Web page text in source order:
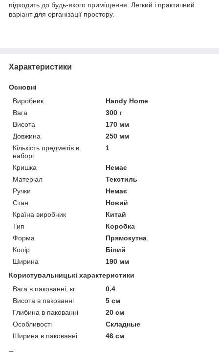
підходить до будь-якого приміщення. Легкий і практичний
варіант для організації простору.
Характеристики
Основні
Виробник
Handy Home
Вага
300 г
Висота
170 мм
Довжина
250 мм
Кількість предметів в
наборі
1
Кришка
Немає
Матеріал
Текстиль
Ручки
Немає
Стан
Новий
Країна виробник
Китай
Тип
Коробка
Форма
Прямокутна
Колір
Білий
Ширина
190 мм
Користувальницькі характеристики
Вага в пакованні, кг
0.4
Висота в пакованні
5 см
Глибина в пакованні
20 см
Особливості
Складные
Ширина в пакованні
46 см